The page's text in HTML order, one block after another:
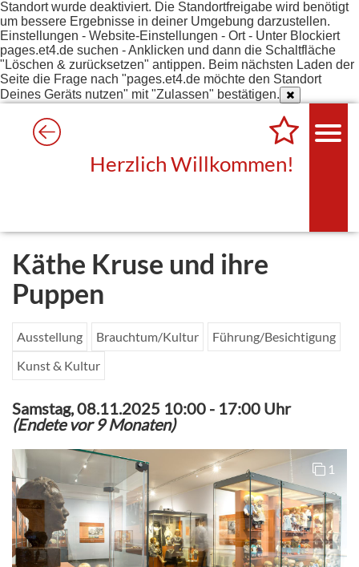
Standort wurde deaktiviert. Die Standortfreigabe wird benötigt
um bessere Ergebnisse in deiner Umgebung darzustellen.
Einstellungen - Website-Einstellungen - Ort - Unter Blockiert
pages.et4.de suchen - Anklicken und dann die Schaltfläche
"Löschen & zurücksetzen" antippen. Beim nächsten Laden der
Seite die Frage nach "pages.et4.de möchte den Standort
Deines Geräts nutzen" mit "Zulassen" bestätigen.
Herzlich Willkommen!
Käthe Kruse und ihre
Puppen
Ausstellung Brauchtum/Kultur
Führung/Besichtigung
Kunst & Kultur
Samstag, 08.11.2025 10:00 - 17:00 Uhr
(Endete vor 9 Monaten)
1